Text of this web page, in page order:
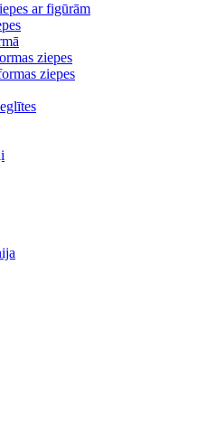
ar figūrām
ziepes
ziepes